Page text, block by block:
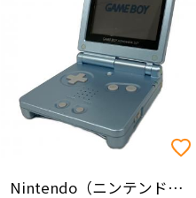
Nintendo（ニンテンドー）